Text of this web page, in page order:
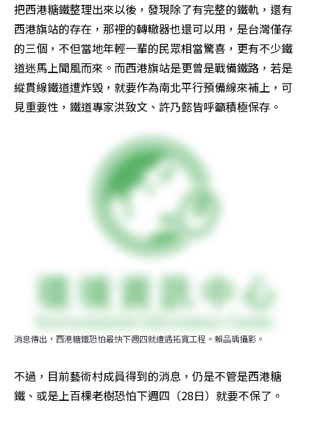
把西港糖鐵整理出來以後，發現除了有完整的鐵軌，還有
西港旗站的存在，那裡的轉轍器也還可以用，是台灣僅存
的三個，不但當地年輕一輩的民眾相當驚喜，更有不少鐵
道迷馬上聞風而來。而西港旗站是更曾是戰備鐵路，若是
縱貫線鐵道遭炸毀，就要作為南北平行預備線來補上，可
見重要性，鐵道專家洪致文、許乃懿皆呼籲積極保存。
消息傳出，西港糖鐵恐怕最快下週四就遭遇拓寬工程。賴品瑀攝影。
不過，目前藝術村成員得到的消息，仍是不管是西港糖
鐵、或是上百棵老樹恐怕下週四（28日）就要不保了。